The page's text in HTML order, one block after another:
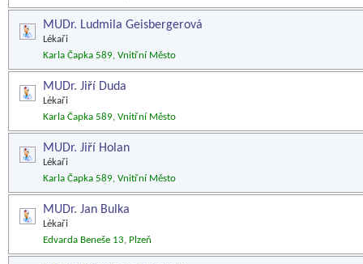
MUDr. Ludmila Geisbergerová
Lékaři
Karla Čapka 589, Vnitřní Město
MUDr. Jiří Duda
Lékaři
Karla Čapka 589, Vnitřní Město
MUDr. Jiří Holan
Lékaři
Karla Čapka 589, Vnitřní Město
MUDr. Jan Bulka
Lékaři
Edvarda Beneše 13, Plzeň